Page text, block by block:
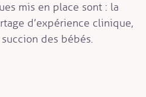
mis en place sont : la
d’expérience clinique,
des bébés.